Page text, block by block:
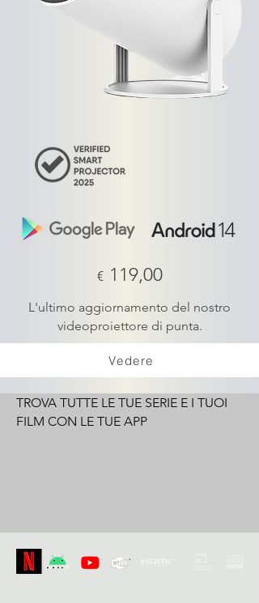
€ 119,00
L'ultimo aggiornamento del nostro
videoproiettore di punta.
Vedere
TROVA TUTTE LE TUE SERIE E I TUOI
FILM CON LE TUE APP